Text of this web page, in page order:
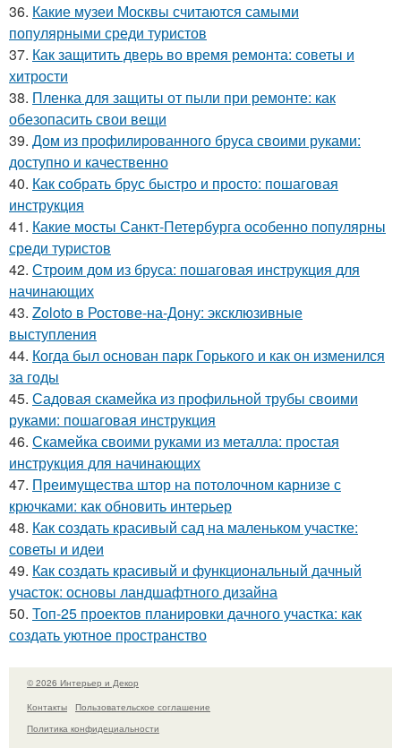
36. Какие музеи Москвы считаются самыми
популярными среди туристов
37. Как защитить дверь во время ремонта: советы и
хитрости
38. Пленка для защиты от пыли при ремонте: как
обезопасить свои вещи
39. Дом из профилированного бруса своими руками:
доступно и качественно
40. Как собрать брус быстро и просто: пошаговая
инструкция
41. Какие мосты Санкт-Петербурга особенно популярны
среди туристов
42. Строим дом из бруса: пошаговая инструкция для
начинающих
43. Zoloto в Ростове-на-Дону: эксклюзивные
выступления
44. Когда был основан парк Горького и как он изменился
за годы
45. Садовая скамейка из профильной трубы своими
руками: пошаговая инструкция
46. Скамейка своими руками из металла: простая
инструкция для начинающих
47. Преимущества штор на потолочном карнизе с
крючками: как обновить интерьер
48. Как создать красивый сад на маленьком участке:
советы и идеи
49. Как создать красивый и функциональный дачный
участок: основы ландшафтного дизайна
50. Топ-25 проектов планировки дачного участка: как
создать уютное пространство
© 2026 Интерьер и Декор
Контакты
Пользовательское соглашение
Политика конфидециальности